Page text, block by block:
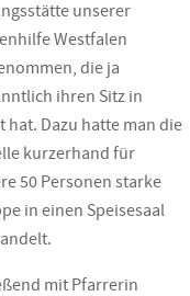
unserer
Westfalen
die ja
ihren Sitz in
hat. Dazu hatte man die
kurzerhand für
50 Personen starke
in einen Speisesaal
mit Pfarrerin